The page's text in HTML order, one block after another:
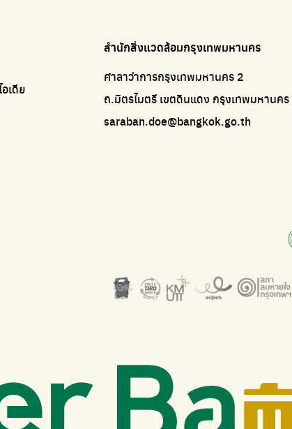
เดีย
สำนักสิ่งแวดล้อมกรุงเทพมหานคร
ศาลาว่าการกรุงเทพมหานคร 2
ถ.มิตรไมตรี เขตดินแดง กรุงเทพมหานค
saraban.doe@bangkok.go.th